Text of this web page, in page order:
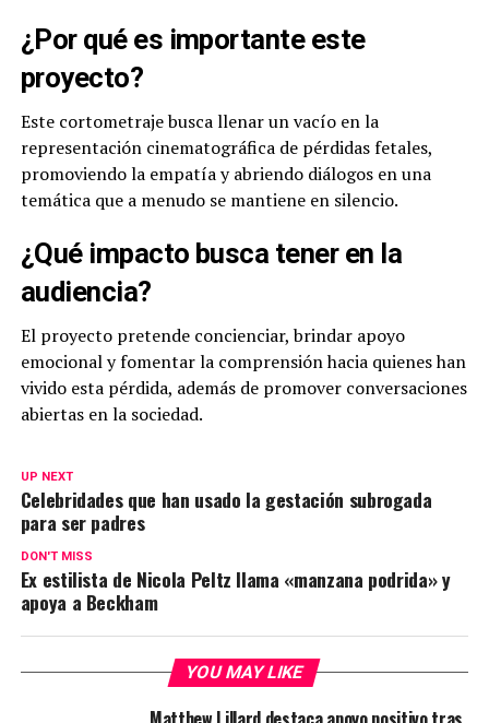
¿Por qué es importante este
proyecto?
Este cortometraje busca llenar un vacío en la
representación cinematográfica de pérdidas fetales,
promoviendo la empatía y abriendo diálogos en una
temática que a menudo se mantiene en silencio.
¿Qué impacto busca tener en la
audiencia?
El proyecto pretende concienciar, brindar apoyo
emocional y fomentar la comprensión hacia quienes han
vivido esta pérdida, además de promover conversaciones
abiertas en la sociedad.
UP NEXT
Celebridades que han usado la gestación subrogada
para ser padres
DON'T MISS
Ex estilista de Nicola Peltz llama «manzana podrida» y
apoya a Beckham
YOU MAY LIKE